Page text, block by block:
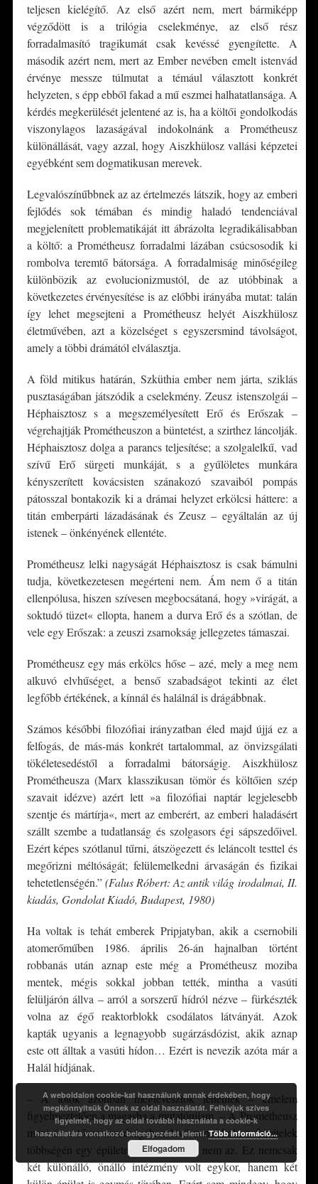
teljesen kielégítő. Az első azért nem, mert bármiképp
végződött is a trilógia cselekménye, az első rész
forradalmasító tragikumát csak kevéssé gyengítette. A
második azért nem, mert az Ember nevében emelt istenvád
érvénye messze túlmutat a témául választott konkrét
helyzeten, s épp ebből fakad a mű eszmei halhatatlansága. A
kérdés megkerülését jelentené az is, ha a költői gondolkodás
viszonylagos lazaságával indokolnánk a Prométheusz
különállását, vagy azzal, hogy Aiszkhülosz vallási képzetei
egyébként sem dogmatikusan merevek.
Legvalószínűbbnek az az értelmezés látszik, hogy az emberi
fejlődés sok témában és mindig haladó tendenciával
megjelenített problematikáját itt ábrázolta legradikálisabban
a költő: a Prométheusz forradalmi lázában csúcsosodik ki
rombolva teremtő bátorsága. A forradalmiság minőségileg
különbözik az evolucionizmustól, de az utóbbinak a
következetes érvényesítése is az előbbi irányába mutat: talán
így lehet megsejteni a Prométheusz helyét Aiszkhülosz
életművében, azt a közelséget s egyszersmind távolságot,
amely a többi drámától elválasztja.
A föld mitikus határán, Szküthia ember nem járta, sziklás
pusztaságában játszódik a cselekmény. Zeusz istenszolgái –
Héphaisztosz s a megszemélyesített Erő és Erőszak –
végrehajtják Prométheuszon a büntetést, a szirthez láncolják.
Héphaisztosz dolga a parancs teljesítése; a szolgalelkű, vad
szívű Erő sürgeti munkáját, s a gyűlöletes munkára
kényszerített kovácsisten szánakozó szavaiból pompás
pátosszal bontakozik ki a drámai helyzet erkölcsi háttere: a
titán emberpárti lázadásának és Zeusz – egyáltalán az új
istenek – önkényének ellentéte.
Prométheusz lelki nagyságát Héphaisztosz is csak bámulni
tudja, következetesen megérteni nem. Ám nem ő a titán
ellenpólusa, hiszen szívesen megbocsátaná, hogy »virágát, a
soktudó tüzet« ellopta, hanem a durva Erő és a szótlan, de
vele egy Erőszak: a zeuszi zsarnokság jellegzetes támaszai.
Prométheusz egy más erkölcs hőse – azé, mely a meg nem
alkuvó elvhűséget, a benső szabadságot tekinti az élet
legfőbb értékének, a kínnál és halálnál is drágábbnak.
Számos későbbi filozófiai irányzatban éled majd újjá ez a
felfogás, de más-más konkrét tartalommal, az önvizsgálati
tökéletesedéstől a forradalmi bátorságig. Aiszkhülosz
Prométheusza (Marx klasszikusan tömör és költőien szép
szavait idézve) azért lett »a filozófiai naptár legjelesebb
szentje és mártírja«, mert az emberért, az emberi haladásért
szállt szembe a tudatlanság és szolgasors égi sápszedőivel.
Ezért képes szótlanul tűrni, átszögezett és leláncolt testtel és
megőrizni méltóságát; felülemelkedni árvaságán és fizikai
tehetetlenségén.”(Falus Róbert: Az antik világ irodalmai, II.
kiadás, Gondolat Kiadó, Budapest, 1980)
Ha voltak is tehát emberek Pripjatyban, akik a csernobili
atomerőműben 1986. április 26-án hajnalban történt
robbanás után aznap este még a Prométheusz moziba
mentek, mégis sokkal jobban tették, mintha a vasúti
felüljárón állva – arról a sorszerű hídról nézve – fürkészték
volna az égő reaktorblokk csodálatos látványát. Azok
kapták ugyanis a legnagyobb sugárzásdózist, akik aznap
este ott álltak a vasúti hídon… Ezért is nevezik azóta már a
Halál hídjának.
– A fotók azonban megtévesztők lehetnek – emelem
figyelmeztetően a magasba a mutatóujjam. – A Prométheusz
mozi és a tőszomszédságában lévő zeneiskola a felvételek
többségén egy épületnek tűnik, pedig nem az. Ez nemcsak
két különálló, önálló intézmény volt egykor, hanem két
A weboldalon cookie-kat használunk annak érdekében, hogy
megkönnyítsük Önnek az oldal használatát. Felhívjuk szíves
figyelmét, hogy az oldal további használata a cookie-k
használatára vonatkozó beleegyezését jelenti.Több információ...
Elfogadom